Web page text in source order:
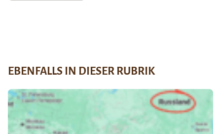
EBENFALLS IN DIESER RUBRIK